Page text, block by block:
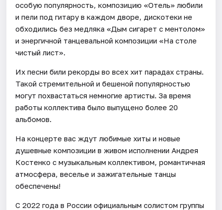
особую популярность, композицию «Отель» любили
и пели под гитару в каждом дворе, дискотеки не
обходились без медляка «Дым сигарет с ментолом»
и энергичной танцевальной композиции «На столе
чистый лист».
Их песни били рекорды во всех хит парадах страны.
Такой стремительной и бешеной популярностью
могут похвастаться немногие артисты. За время
работы коллектива было выпущено более 20
альбомов.
На концерте вас ждут любимые хиты и новые
душевные композиции в живом исполнении Андрея
Костенко с музыкальным коллективом, романтичная
атмосфера, веселье и зажигательные танцы
обеспечены!
С 2022 года в России официальным солистом группы